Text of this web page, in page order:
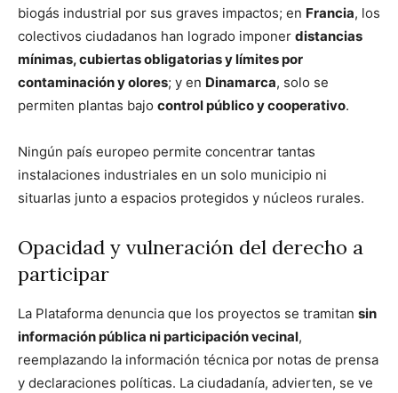
biogás industrial por sus graves impactos; en Francia, los
colectivos ciudadanos han logrado imponer distancias
mínimas, cubiertas obligatorias y límites por
contaminación y olores; y en Dinamarca, solo se
permiten plantas bajo control público y cooperativo.
Ningún país europeo permite concentrar tantas
instalaciones industriales en un solo municipio ni
situarlas junto a espacios protegidos y núcleos rurales.
Opacidad y vulneración del derecho a
participar
La Plataforma denuncia que los proyectos se tramitan sin
información pública ni participación vecinal,
reemplazando la información técnica por notas de prensa
y declaraciones políticas. La ciudadanía, advierten, se ve